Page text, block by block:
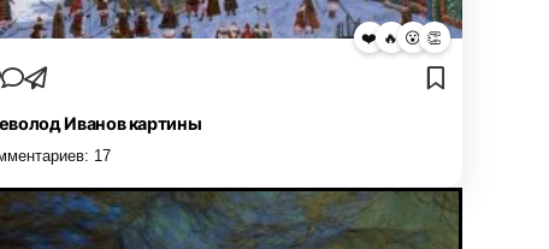
❤️ 🔥 😮 👏
Иванов картины
17